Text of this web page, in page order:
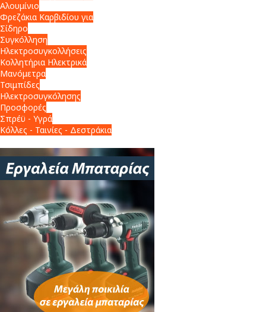
Αλουμίνιο
Φρεζάκια Καρβιδίου για
Σίδηρο
Συγκόλληση
Ηλεκτροσυγκολλήσεις
Κολλητήρια Ηλεκτρικά
Μανόμετρα
Τσιμπίδες
Ηλεκτροσυγκόλησης
Προσφορές
Σπρέϋ - Υγρά
Κόλλες - Ταινίες - Δεστράκια